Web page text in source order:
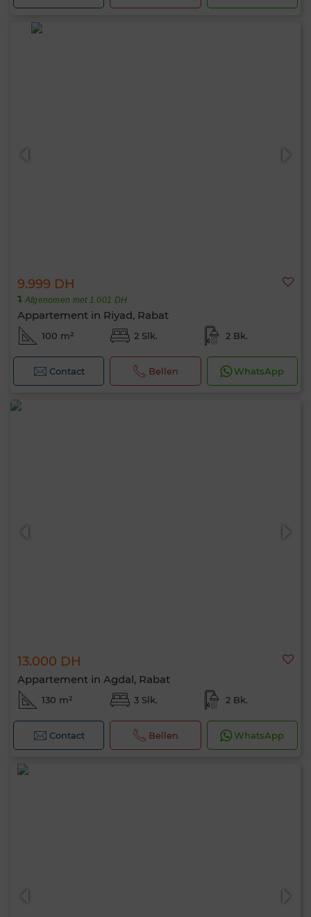
9.999 DH
Afgenomen met 1.001 DH
Appartement in Riyad, Rabat
100 m² 2 Slk. 2 Bk.
Contact Bellen WhatsApp
13.000 DH
Appartement in Agdal, Rabat
130 m² 3 Slk. 2 Bk.
Contact Bellen WhatsApp